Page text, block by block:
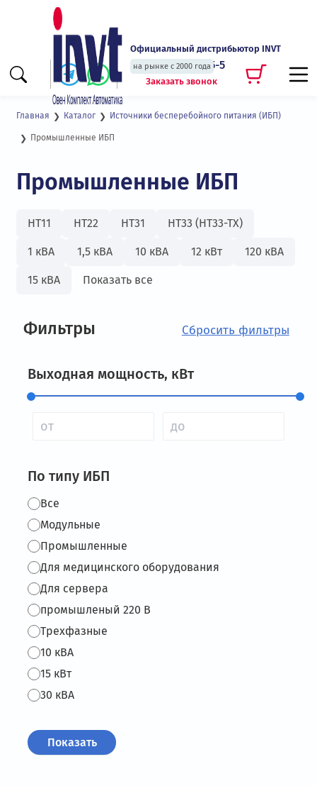
Официальный дистрибьютор INVT
на рынке с 2000 года
+7 (495) 135-135-5
Заказать звонок
Главная Каталог Источники бесперебойного питания (ИБП)
Промышленные ИБП
Промышленные ИБП
HT11 HT22 HT31 HT33 (HT33-TX)
1 кВА 1,5 кВА 10 кВА 12 кВт 120 кВА
15 кВА Показать все
Фильтры
Выходная мощность, кВт
По типу ИБП
Все
Модульные
Промышленные
Для медицинского оборудования
Для сервера
промышленый 220 В
Трехфазные
10 кВА
15 кВт
30 кВА